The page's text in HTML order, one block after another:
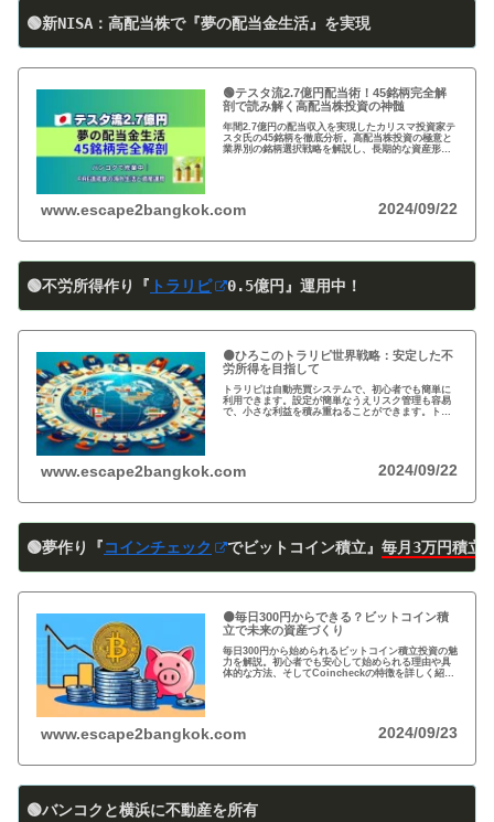
🟢新NISA：高配当株で『夢の配当金生活』を実現
🟢テスタ流2.7億円配当術！45銘柄完全解
剖で読み解く高配当株投資の神髄
年間2.7億円の配当収入を実現したカリスマ投資家テ
スタ氏の45銘柄を徹底分析。高配当株投資の極意と
業界別の銘柄選択戦略を解説し、長期的な資産形成
www.escape2bangkok.com 2024/09/22
🟢不労所得作り『 トラリピ 0.5億円』運用中！
🟠ひろこのトラリピ世界戦略：安定した不
労所得を目指して
トラリピは自動売買システムで、初心者でも簡単に
利用できます。設定が簡単なうえリスク管理も容易
で、小さな利益を積み重ねることができます。トラ
www.escape2bangkok.com 2024/09/22
🟢夢作り『コインチェック でビットコイン積立』 毎月3万円積立
🟠毎日300円からできる？ビットコイン積
立で未来の資産づくり
毎日300円から始められるビットコイン積立投資の魅
力を解説。初心者でも安心して始められる理由や具
体的な方法、そしてCoincheckの特徴を詳しく紹
www.escape2bangkok.com 2024/09/23
🟢バンコクと横浜に不動産を所有